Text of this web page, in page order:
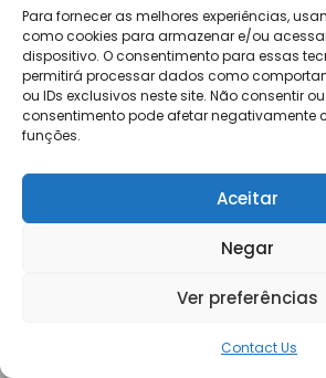
Para fornecer as melhores experiências,
como cookies para armazenar e/ou
dispositivo. O consentimento para essas
permitirá processar dados como
ou IDs exclusivos neste site. Não consentir
consentimento pode afetar negativamente
funções.
Aceitar
Negar
Ver preferências
Contact Us
FOLLOW US
©